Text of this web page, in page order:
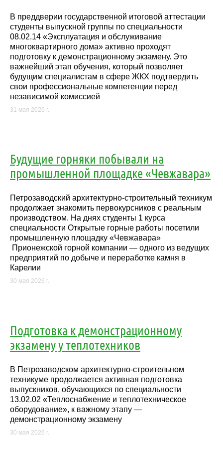
В преддверии государственной итоговой аттестации
студенты выпускной группы по специальности
08.02.14 «Эксплуатация и обслуживание
многоквартирного дома» активно проходят
подготовку к демонстрационному экзамену. Это
важнейший этап обучения, который позволяет
будущим специалистам в сфере ЖКХ подтвердить
свои профессиональные компетенции перед
независимой комиссией
31 мая 2026 г.
Будущие горняки побывали на
промышленной площадке «Чевжавара»
Петрозаводский архитектурно-строительный техникум
продолжает знакомить первокурсников с реальным
производством. На днях студенты 1 курса
специальности Открытые горные работы посетили
промышленную площадку «Чевжавара»
Прионежской горной компании — одного из ведущих
предприятий по добыче и переработке камня в
Карелии
30 мая 2026 г.
Подготовка к демонстрационному
экзамену у теплотехников
В Петрозаводском архитектурно-строительном
техникуме продолжается активная подготовка
выпускников, обучающихся по специальности
13.02.02 «Теплоснабжение и теплотехническое
оборудование», к важному этапу —
демонстрационному экзамену
30 мая 2026 г.